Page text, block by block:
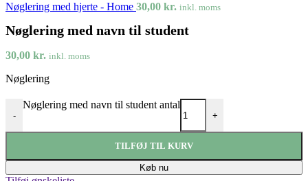
Nøglering med hjerte - Home 30,00 kr. inkl. moms
Nøglering med navn til student
30,00 kr. inkl. moms
Nøglering
-
Nøglering med navn til student antal
+
TILFØJ TIL KURV
Køb nu